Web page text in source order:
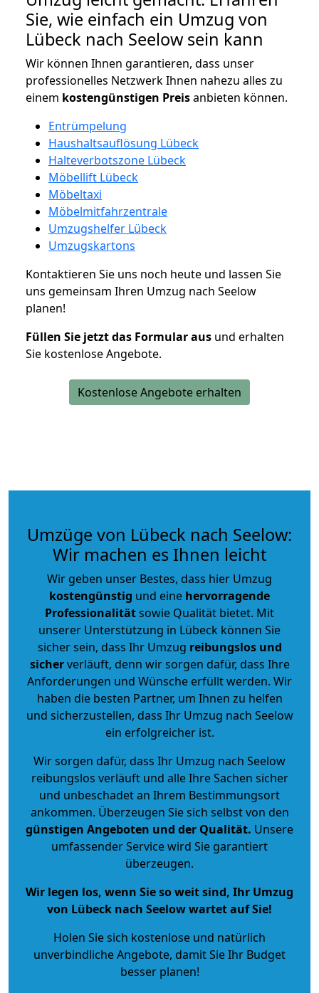
Sie, wie einfach ein Umzug von
Lübeck nach Seelow sein kann
Wir können Ihnen garantieren, dass unser
professionelles Netzwerk Ihnen nahezu alles zu
einem kostengünstigen Preisanbieten können.
Entrümpelung
Haushaltsauflösung Lübeck
Halteverbotszone Lübeck
Möbellift Lübeck
Möbeltaxi
Möbelmitfahrzentrale
Umzugshelfer Lübeck
Umzugskartons
Kontaktieren Sie uns noch heute und lassen Sie
uns gemeinsam Ihren Umzug nach Seelow
planen!
Füllen Sie jetzt das Formular aus und erhalten
Sie kostenlose Angebote.
Kostenlose Angebote erhalten
Umzüge von Lübeck nach Seelow:
Wir machen es Ihnen leicht
Wir geben unser Bestes, dass hier Umzug
kostengünstig und eine hervorragende
Professionalitätsowie Qualität bietet. Mit
unserer Unterstützung in Lübeck können Sie
sicher sein, dass Ihr Umzug reibungslos und
sicherverläuft, denn wir sorgen dafür, dass Ihre
Anforderungen und Wünsche erfüllt werden. Wir
haben die besten Partner, um Ihnen zu helfen
und sicherzustellen, dass Ihr Umzug nach Seelow
ein erfolgreicher ist.
Wir sorgen dafür, dass Ihr Umzug nach Seelow
reibungslos verläuft und alle Ihre Sachen sicher
und unbeschadet an Ihrem Bestimmungsort
ankommen. Überzeugen Sie sich selbst von den
günstigen Angeboten und der Qualität. Unsere
umfassender Service wird Sie garantiert
überzeugen.
Wir legen los, wenn Sie so weit sind, Ihr Umzug
von Lübeck nach Seelow wartet auf Sie!
Holen Sie sich kostenlose und natürlich
unverbindliche Angebote, damit Sie Ihr Budget
besser planen!